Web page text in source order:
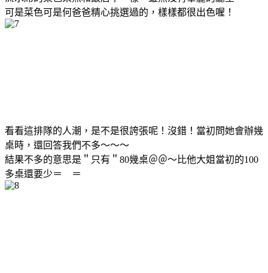
可是菜色可是何爸爸精心挑選過的，樣樣都很出色喔！
看看這排隊的人潮，是不是很誇張呢！沒錯！當初問她會辦幾
桌時，還回答我們不多～～～
結果不多的意思是＂只有＂80幾桌＠＠～比他大姐當初的100
多桌還要少＝ ＝